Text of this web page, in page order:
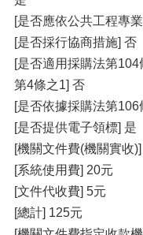
[是否應依公共工程專
[是否採行協商措施] 否
[是否適用採購法第
第4條之1] 否
[是否依據採購法第
[是否提供電子領標] 是
[機關文件費(機關實收
[系統使用費] 20元
[文件代收費] 5元
[總計] 125元